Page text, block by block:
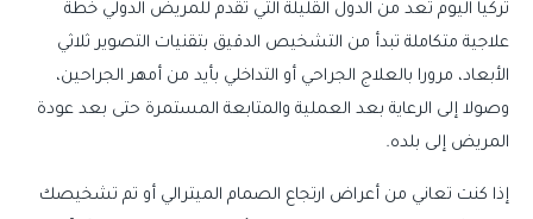
تركيا اليوم تعد من الدول القليلة التي تقدم للمريض الدولي خطة
علاجية متكاملة تبدأ من التشخيص الدقيق بتقنيات التصوير ثلاثي
الأبعاد، مرورا بالعلاج الجراحي أو التداخلي بأيد من أمهر الجراحين،
وصولا إلى الرعاية بعد العملية والمتابعة المستمرة حتى بعد عودة
المريض إلى بلده.
إذا كنت تعاني من أعراض ارتجاع الصمام الميترالي أو تم تشخيصك